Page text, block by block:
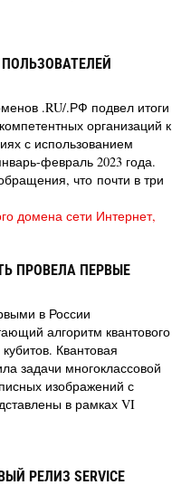
.RU/.РФ подвел итоги
организаций к
с использованием
февраль 2023 года.
что почти в три
домена сети Интернет,
ПРОВЕЛА ПЕРВЫЕ
в России
алгоритм квантового
Квантовая
задачи многоклассовой
изображений с
в рамках VI
РЕЛИЗ SERVICE